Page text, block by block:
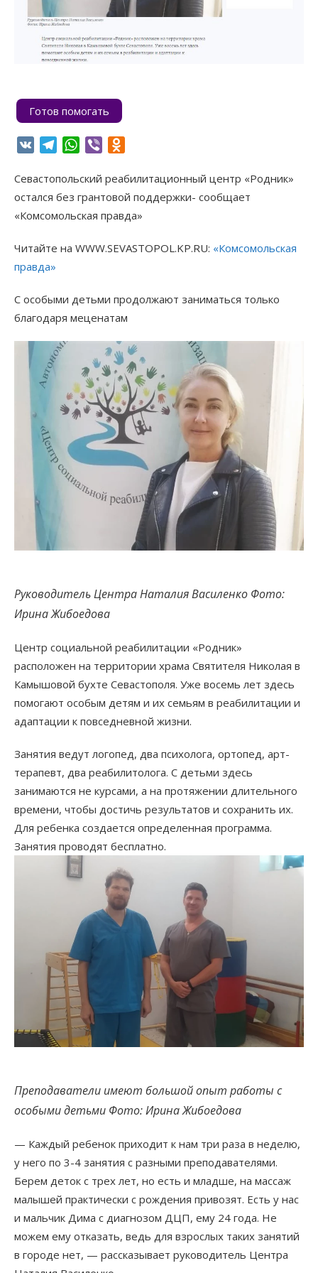
Готов помогать
VK TelegramWhatsApp
Viber
Севастопольский реабилитационный центр «Родник»
остался без грантовой поддержки- сообщает
«Комсомольская правда»
Читайте на WWW.SEVASTOPOL.KP.RU: «Комсомольская
правда»
С особыми детьми продолжают заниматься только
благодаря меценатам
Руководитель Центра Наталия Василенко Фото:
Ирина Жибоедова
Центр социальной реабилитации «Родник»
расположен на территории храма Святителя Николая в
Камышовой бухте Севастополя. Уже восемь лет здесь
помогают особым детям и их семьям в реабилитации и
адаптации к повседневной жизни.
Занятия ведут логопед, два психолога, ортопед, арт-
терапевт, два реабилитолога. С детьми здесь
занимаются не курсами, а на протяжении длительного
времени, чтобы достичь результатов и сохранить их.
Для ребенка создается определенная программа.
Занятия проводят бесплатно.
Преподаватели имеют большой опыт работы с
особыми детьми Фото: Ирина Жибоедова
— Каждый ребенок приходит к нам три раза в неделю,
у него по 3-4 занятия с разными преподавателями.
Берем деток с трех лет, но есть и младше, на массаж
малышей практически с рождения привозят. Есть у нас
и мальчик Дима с диагнозом ДЦП, ему 24 года. Не
можем ему отказать, ведь для взрослых таких занятий
в городе нет, — рассказывает руководитель Центра